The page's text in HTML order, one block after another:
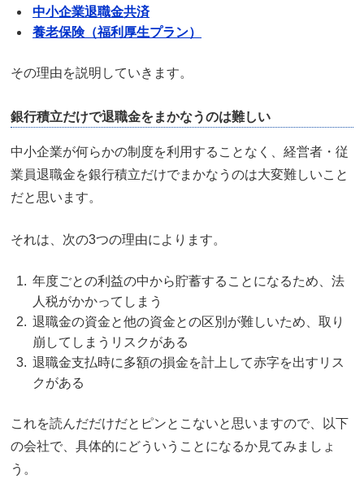
中小企業退職金共済
養老保険（福利厚生プラン）
その理由を説明していきます。
銀行積立だけで退職金をまかなうのは難しい
中小企業が何らかの制度を利用することなく、経営者・従
業員退職金を銀行積立だけでまかなうのは大変難しいこと
だと思います。
それは、次の3つの理由によります。
年度ごとの利益の中から貯蓄することになるため、法
人税がかかってしまう
退職金の資金と他の資金との区別が難しいため、取り
崩してしまうリスクがある
退職金支払時に多額の損金を計上して赤字を出すリス
クがある
これを読んだだけだとピンとこないと思いますので、以下
の会社で、具体的にどういうことになるか見てみましょ
う。